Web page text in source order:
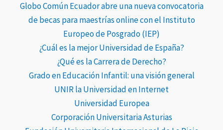
Globo Común Ecuador abre una nueva convocatoria
de becas para maestrías online con el Instituto
Europeo de Posgrado (IEP)
¿Cuál es la mejor Universidad de España?
¿Qué es la Carrera de Derecho?
Grado en Educación Infantil: una visión general
UNIR la Universidad en Internet
Universidad Europea
Corporación Universitaria Asturias